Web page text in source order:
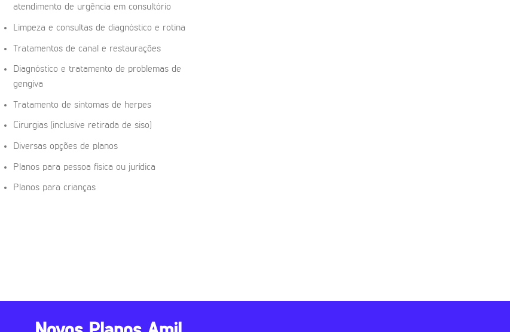
atendimento de urgência em consultório
Limpeza e consultas de diagnóstico e rotina
Tratamentos de canal e restaurações
Diagnóstico e tratamento de problemas de
gengiva
Tratamento de sintomas de herpes
Cirurgias (inclusive retirada de siso)
Diversas opções de planos
Planos para pessoa física ou jurídica
Planos para crianças